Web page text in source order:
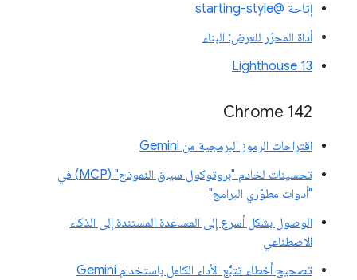
إتاحة @starting-style
أداة المحرّر للعرض: البناء
Lighthouse 13
Chrome 142
اقتراحات الرموز البرمجية من Gemini
تحسينات لخادم "بروتوكول سياق النموذج" (MCP) في
"أدوات مطوّري البرامج"
الوصول بشكل أسرع إلى المساعدة المستندة إلى الذكاء
الاصطناعي
تصحيح أخطاء تتبُّع الأداء الكامل باستخدام Gemini